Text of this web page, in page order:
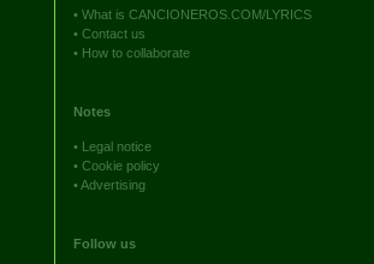
• What is CANCIONEROS.COM/LYRICS
• Contact us
• How to collaborate
Notes
• Legal notice
• Cookie policy
•Advertising
Follow us